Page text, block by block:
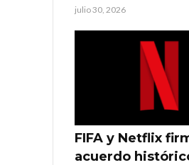
julio 30, 2026
FIFA y Netflix
acuerdo